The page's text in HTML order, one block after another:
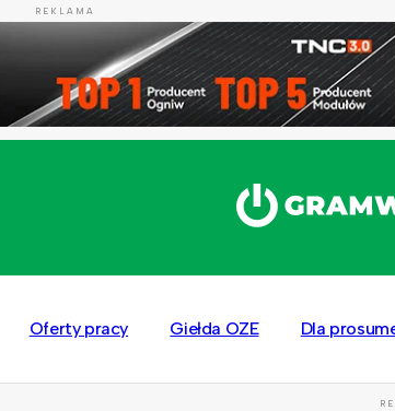
REKLAMA
Oferty pracy Giełda OZE Dla